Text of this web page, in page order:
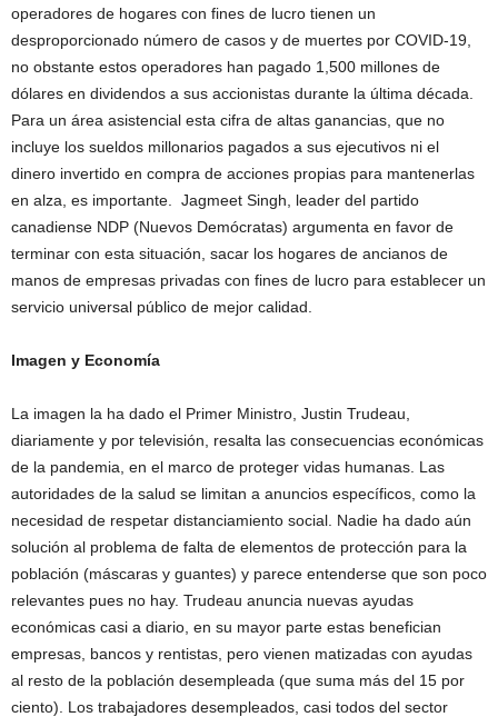
operadores de hogares con fines de lucro tienen un
desproporcionado número de casos y de muertes por COVID-19,
no obstante estos operadores han pagado 1,500 millones de
dólares en dividendos a sus accionistas durante la última década.
Para un área asistencial esta cifra de altas ganancias, que no
incluye los sueldos millonarios pagados a sus ejecutivos ni el
dinero invertido en compra de acciones propias para mantenerlas
en alza, es importante. Jagmeet Singh, leader del partido
canadiense NDP (Nuevos Demócratas) argumenta en favor de
terminar con esta situación, sacar los hogares de ancianos de
manos de empresas privadas con fines de lucro para establecer un
servicio universal público de mejor calidad.
Imagen y Economía
La imagen la ha dado el Primer Ministro, Justin Trudeau,
diariamente y por televisión, resalta las consecuencias económicas
de la pandemia, en el marco de proteger vidas humanas. Las
autoridades de la salud se limitan a anuncios específicos, como la
necesidad de respetar distanciamiento social. Nadie ha dado aún
solución al problema de falta de elementos de protección para la
población (máscaras y guantes) y parece entenderse que son poco
relevantes pues no hay. Trudeau anuncia nuevas ayudas
económicas casi a diario, en su mayor parte estas benefician
empresas, bancos y rentistas, pero vienen matizadas con ayudas
al resto de la población desempleada (que suma más del 15 por
ciento). Los trabajadores desempleados, casi todos del sector